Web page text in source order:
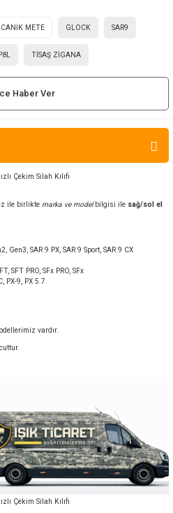
CANİK METE GLOCK SAR9
TİSAŞ ZİGANA
Haber Ver
Çekim Silah Kılıfı
ile birlikte marka ve modelbilgisi ile sağ/sol el
Gen3, SAR 9 PX, SAR 9 Sport, SAR 9 CX
SFT PRO, SFx PRO, SFx
PX-9, PX 5.7
vardır.
Çekim Silah Kılıfı